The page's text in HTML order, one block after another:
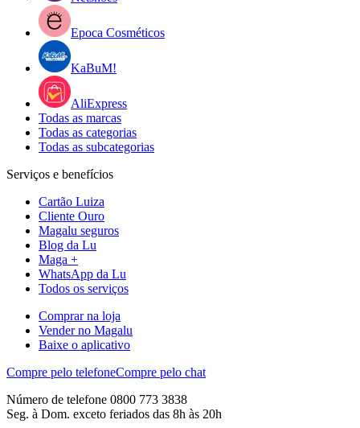
Epoca Cosméticos
KaBuM!
AliExpress
Todas as marcas
Todas as categorias
Todas as subcategorias
Serviços e benefícios
Cartão Luiza
Cliente Ouro
Magalu seguros
Blog da Lu
Maga +
WhatsApp da Lu
Todos os serviços
Comprar na loja
Vender no Magalu
Baixe o aplicativo
Compre pelo telefoneCompre pelo chat
Número de telefone 0800 773 3838
Seg. à Dom. exceto feriados das 8h às 20h